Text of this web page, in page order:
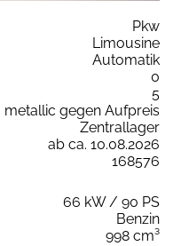
Pkw
Limousine
Automatik
0
5
metallic gegen Aufpreis
Zentrallager
ab ca. 10.08.2026
168576
66 kW / 90 PS
Benzin
998 cm³